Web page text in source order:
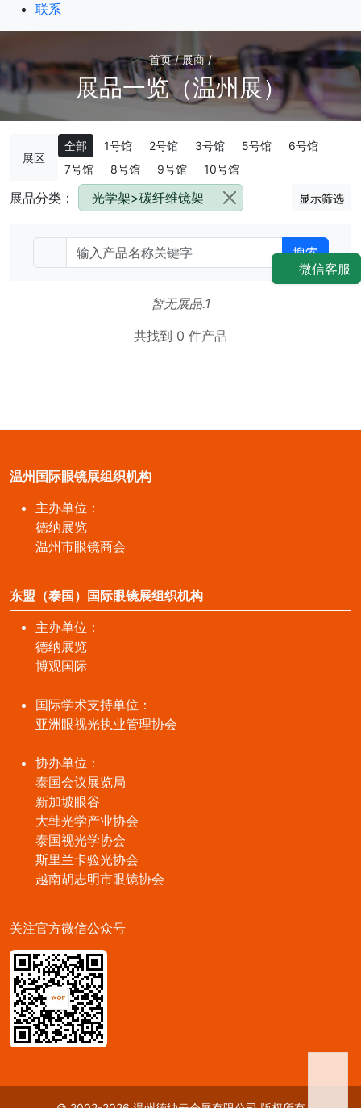
联系
首页 / 展商 /
展品一览（温州展）
展区
全部 1号馆 2号馆 3号馆 5号馆
6号馆
7号馆
8号馆 9号馆 10号馆
展品分类： 光学架>碳纤维镜架 显示筛选
搜索
暂无展品.1
共找到 0 件产品
温州国际眼镜展组织机构
主办单位：
德纳展览
温州市眼镜商会
东盟（泰国）国际眼镜展组织机构
主办单位：
德纳展览
博观国际
国际学术支持单位：
亚洲眼视光执业管理协会
协办单位：
泰国会议展览局
新加坡眼谷
大韩光学产业协会
泰国视光学协会
斯里兰卡验光协会
越南胡志明市眼镜协会
关注官方微信公众号
微信客服